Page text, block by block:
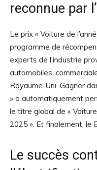
reconnue par
Le prix « Voiture de
programme de
experts de l’industrie
automobiles,
Royaume-Uni. Gagner
» a automatiquement
le titre global de «
2025 ». Et finalement, le
Le succès